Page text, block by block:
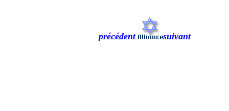
précédent suivant